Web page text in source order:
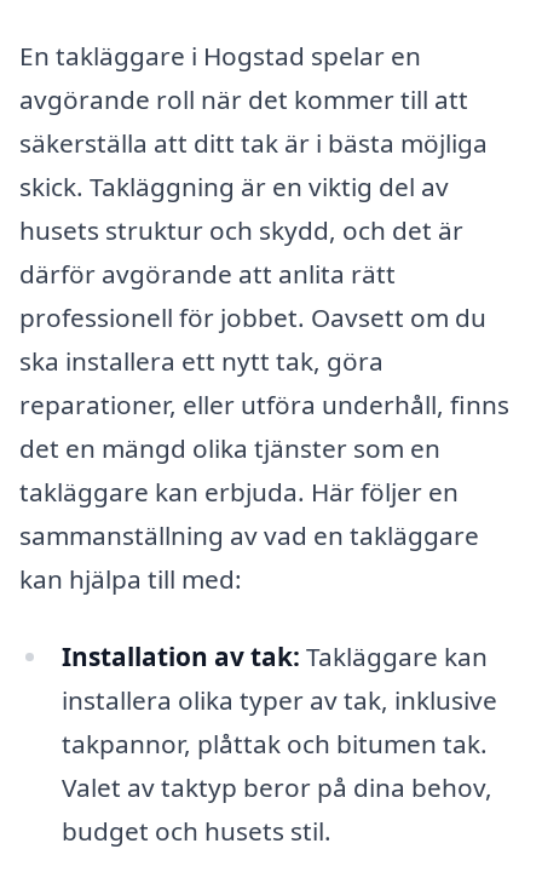
En takläggare i Hogstad spelar en
avgörande roll när det kommer till att
säkerställa att ditt tak är i bästa möjliga
skick. Takläggning är en viktig del av
husets struktur och skydd, och det är
därför avgörande att anlita rätt
professionell för jobbet. Oavsett om du
ska installera ett nytt tak, göra
reparationer, eller utföra underhåll, finns
det en mängd olika tjänster som en
takläggare kan erbjuda. Här följer en
sammanställning av vad en takläggare
kan hjälpa till med:
Installation av tak: Takläggare kan
installera olika typer av tak, inklusive
takpannor, plåttak och bitumen tak.
Valet av taktyp beror på dina behov,
budget och husets stil.